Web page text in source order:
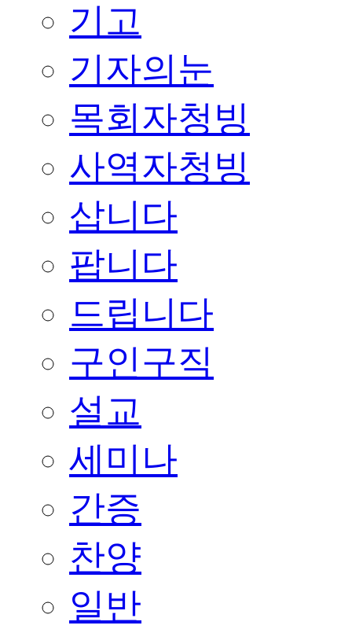
기고
기자의눈
목회자청빙
사역자청빙
삽니다
팝니다
드립니다
구인구직
설교
세미나
간증
찬양
일반